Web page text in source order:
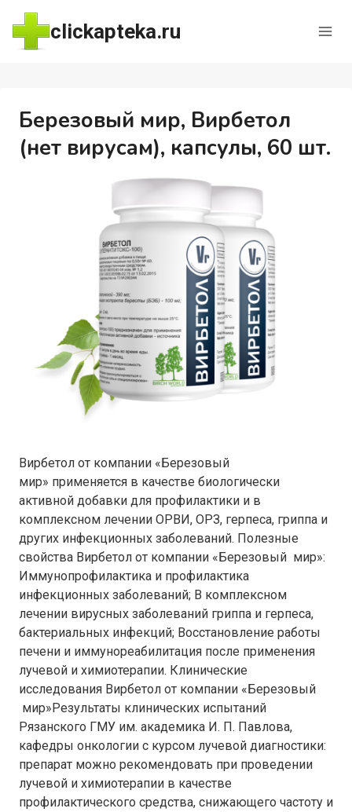
Перейти
содержимому
clickapteka.ru
Березовый мир, Вирбетол
(нет вирусам), капсулы, 60 шт.
Вирбетол от компании «Березовый
мир» применяется в качестве биологически
активной добавки для профилактики и в
комплексном лечении ОРВИ, ОРЗ, герпеса, гриппа и
других инфекционных заболеваний. Полезные
свойства Вирбетол от компании «Березовый мир»:
Иммунопрофилактика и профилактика
инфекционных заболеваний; В комплексном
лечении вирусных заболеваний гриппа и герпеса,
бактериальных инфекций; Восстановление работы
печени и иммунореабилитация после применения
лучевой и химиотерапии. Клинические
исследования Вирбетол от компании «Березовый
мир»Результаты клинических испытаний
Рязанского ГМУ им. академика И. П. Павлова,
кафедры онкологии с курсом лучевой диагностики:
препарат можно рекомендовать при проведении
лучевой и химиотерапии в качестве
профилактического средства, снижающего частоту и